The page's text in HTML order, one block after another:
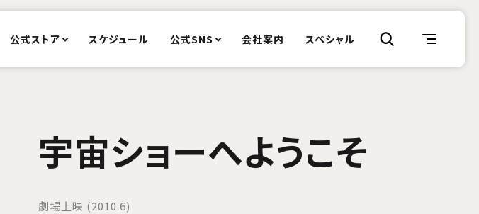
公式ストア スケジュール 公式SNS 会社案内 スペシャル
宇宙ショーへようこそ
劇場上映 (2010.6)